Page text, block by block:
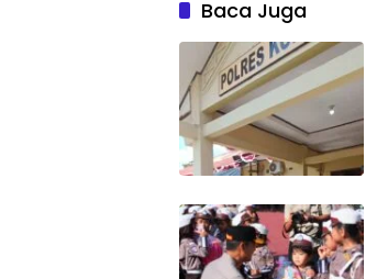
Baca Juga